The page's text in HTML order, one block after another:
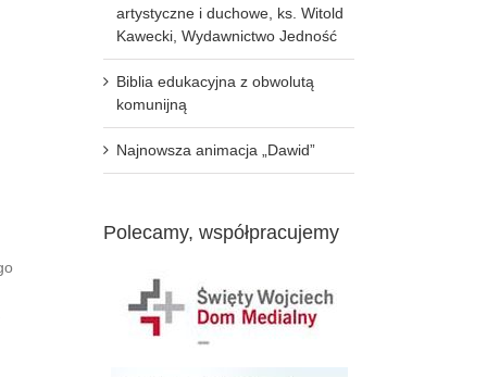
artystyczne i duchowe, ks. Witold
Kawecki, Wydawnictwo Jedność
Biblia edukacyjna z obwolutą
komunijną
Najnowsza animacja „Dawid”
Polecamy, współpracujemy